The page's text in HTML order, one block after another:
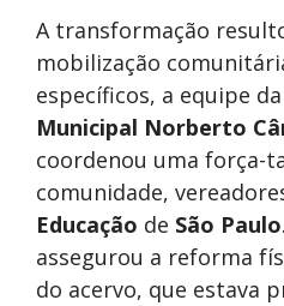
A transformação
mobilização
específicos, a equipe da
Municipal Norberto
coordenou uma força-
comunidade,
Educação de São Paulo
assegurou a reforma
do acervo, que estava